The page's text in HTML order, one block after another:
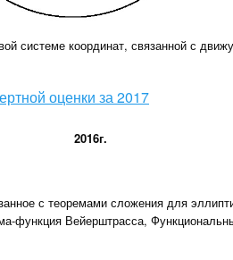
системе координат, связанной с
оценки за 2017
2016г.
с теоремами сложения для
функция Вейерштрасса,